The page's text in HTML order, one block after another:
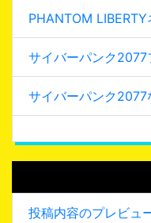
PHANTOM
サイバーパンク2077
サイバーパンク2077
投稿内容のプレビュ